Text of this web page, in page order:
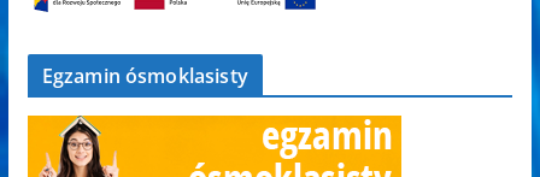
Egzamin ósmoklasisty